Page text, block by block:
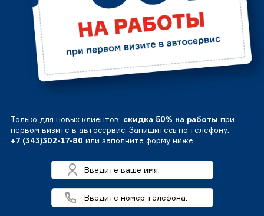
Только для новых клиентов: скидка 50% на работы при
первом визите в автосервис. Запишитесь по телефону:
+7 (343)302-17-80 или заполните форму ниже